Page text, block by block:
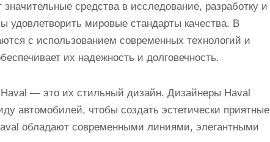
средства в исследование, разработку и
удовлетворить мировые стандарты качества. В
с использованием современных технологий и
их надежность и долговечность.
— это их стильный дизайн. Дизайнеры Haval
автомобилей, чтобы создать эстетически приятные
обладают современными линиями, элегантными